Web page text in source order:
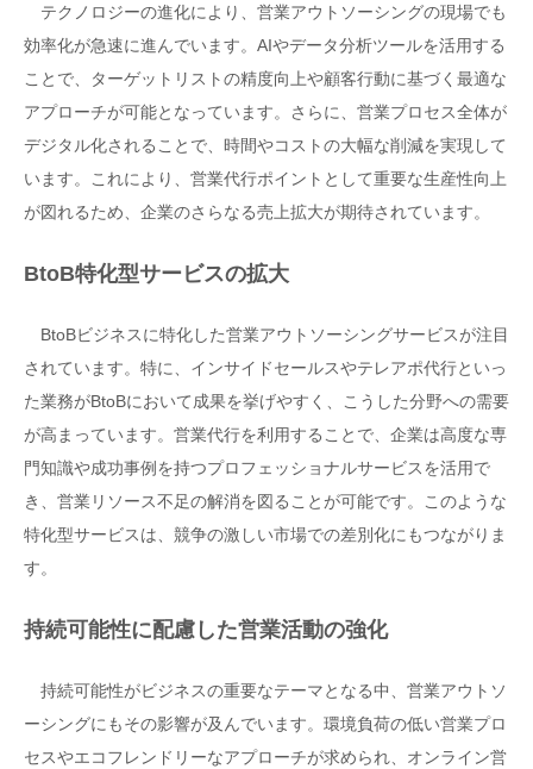
テクノロジーの進化により、営業アウトソーシングの現場でも
効率化が急速に進んでいます。AIやデータ分析ツールを活用する
ことで、ターゲットリストの精度向上や顧客行動に基づく最適な
アプローチが可能となっています。さらに、営業プロセス全体が
デジタル化されることで、時間やコストの大幅な削減を実現して
います。これにより、営業代行ポイントとして重要な生産性向上
が図れるため、企業のさらなる売上拡大が期待されています。
BtoB特化型サービスの拡大
BtoBビジネスに特化した営業アウトソーシングサービスが注目
されています。特に、インサイドセールスやテレアポ代行といっ
た業務がBtoBにおいて成果を挙げやすく、こうした分野への需要
が高まっています。営業代行を利用することで、企業は高度な専
門知識や成功事例を持つプロフェッショナルサービスを活用で
き、営業リソース不足の解消を図ることが可能です。このような
特化型サービスは、競争の激しい市場での差別化にもつながりま
す。
持続可能性に配慮した営業活動の強化
持続可能性がビジネスの重要なテーマとなる中、営業アウトソ
ーシングにもその影響が及んでいます。環境負荷の低い営業プロ
セスやエコフレンドリーなアプローチが求められ、オンライン営